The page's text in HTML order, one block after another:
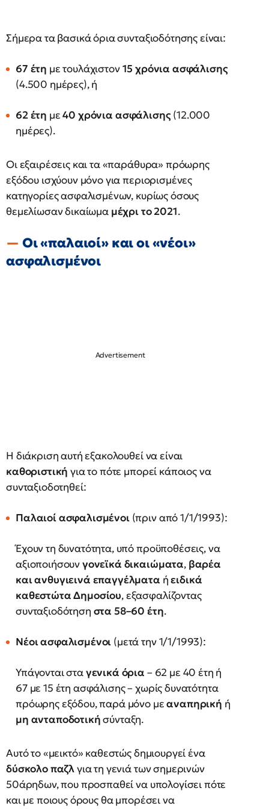
Σήμερα τα βασικά όρια συνταξιοδότησης είναι:
67 έτη με τουλάχιστον15 χρόνια ασφάλισης
(4.500 ημέρες), ή
62 έτη με40 χρόνια ασφάλισης(12.000
ημέρες).
Οι εξαιρέσεις και τα «παράθυρα» πρόωρης
εξόδου ισχύουν μόνο για περιορισμένες
κατηγορίες ασφαλισμένων, κυρίως όσους
θεμελίωσαν δικαίωμα μέχρι το 2021.
Οι «παλαιοί» και οι «νέοι»
ασφαλισμένοι
Η διάκριση αυτή εξακολουθεί να είναι
καθοριστική για το πότε μπορεί κάποιος να
συνταξιοδοτηθεί:
Παλαιοί ασφαλισμένοι(πριν από 1/1/1993):
Έχουν τη δυνατότητα, υπό προϋποθέσεις, να
αξιοποιήσουνγονεϊκά δικαιώματα, βαρέα
και ανθυγιεινά επαγγέλματα ήειδικά
καθεστώτα Δημοσίου, εξασφαλίζοντας
συνταξιοδότηση στα 58–60 έτη.
Νέοι ασφαλισμένοι (μετά την 1/1/1993):
Υπάγονται σταγενικά όρια – 62 με 40 έτη ή
67 με 15 έτη ασφάλισης – χωρίς δυνατότητα
πρόωρης εξόδου, παρά μόνο μεαναπηρική ή
μη ανταποδοτικήσύνταξη.
Αυτό το «μεικτό» καθεστώς δημιουργεί ένα
δύσκολο παζλγια τη γενιά των σημερινών
50άρηδων, που προσπαθεί να υπολογίσει πότε
και με ποιους όρους θα μπορέσει να